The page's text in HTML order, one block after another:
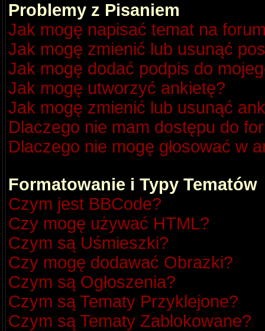
Problemy z Pisaniem
Jak mogę napisać temat na
Jak mogę zmienić lub usunąć
Jak mogę dodać podpis do
Jak mogę utworzyć ankietę?
Jak mogę zmienić lub usunąć
Dlaczego nie mam dostępu do
Dlaczego nie mogę głosować w
Formatowanie i Typy Tematów
Czym jest BBCode?
Czy mogę używać HTML?
Czym są Uśmieszki?
Czy mogę dodawać Obrazki?
Czym są Ogłoszenia?
Czym są Tematy Przyklejone?
Czym są Tematy Zablokowane?